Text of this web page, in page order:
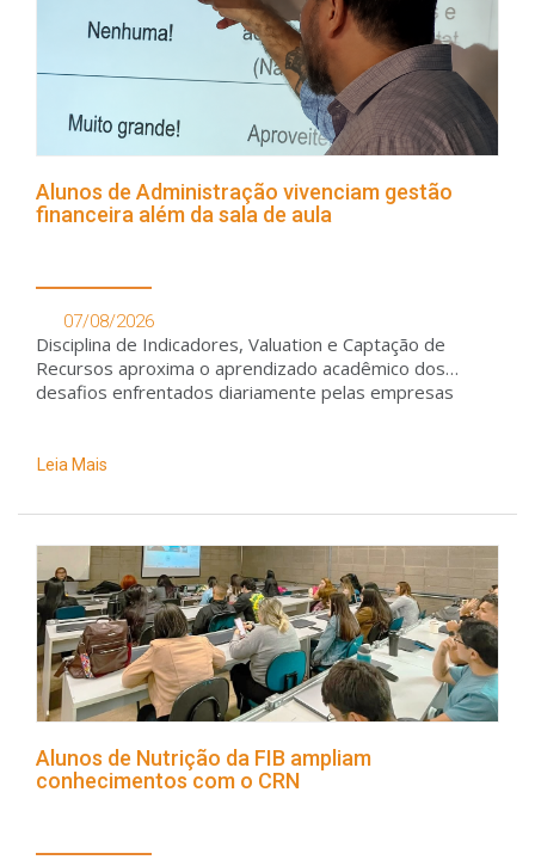
Alunos de Administração vivenciam gestão
financeira além da sala de aula
07/08/2026
Disciplina de Indicadores, Valuation e Captação de
Recursos aproxima o aprendizado acadêmico dos
desafios enfrentados diariamente pelas empresas
Leia Mais
Alunos de Nutrição da FIB ampliam
conhecimentos com o CRN